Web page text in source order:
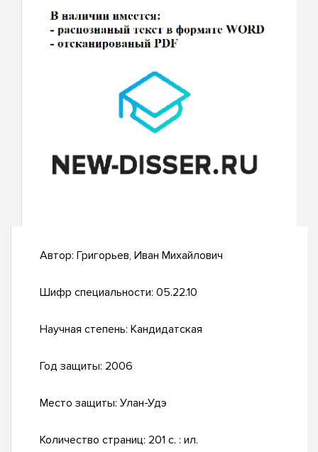
Автор: Григорьев, Иван Михайлович
Шифр специальности: 05.22.10
Научная степень: Кандидатская
Год защиты: 2006
Место защиты: Улан-Удэ
Количество страниц: 201 с. : ил.